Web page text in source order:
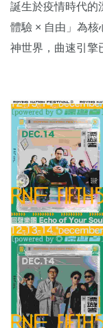
誕生於疫情時代的
體驗 × 自由」為
神世界，曲速引擎